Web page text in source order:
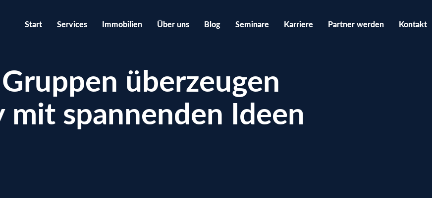
Start Services Immobilien Über uns Blog Seminare Karriere Partner werden Kontakt
überzeugen
mit spannenden Ideen